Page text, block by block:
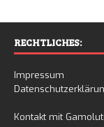
RECHTLICHES:
Impressum
Kontakt mit